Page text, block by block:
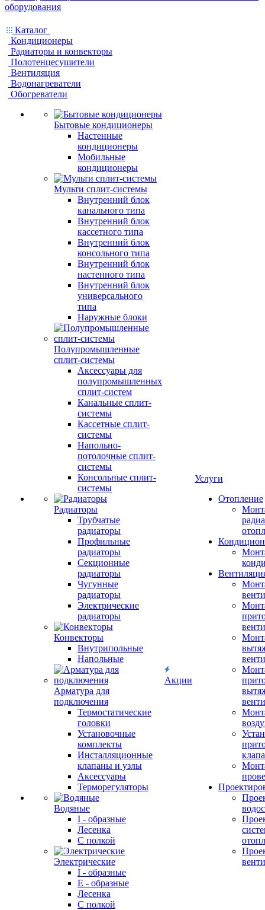
Каталог
Кондиционеры
Радиаторы и конвекторы
Полотенцесушители
Вентиляция
Водонагреватели
Обогреватели
Бытовые кондиционеры
Настенные
кондиционеры
Мобильные
кондиционеры
Мульти сплит-системы
Внутренний блок
канального типа
Внутренний блок
кассетного типа
Внутренний блок
консольного типа
Внутренний блок
настенного типа
Внутренний блок
универсального
типа
Наружные блоки
Полупромышленные
сплит-системы
Аксессуары для
полупромышленных
сплит-систем
Канальные сплит-
системы
Кассетные сплит-
системы
Напольно-
потолочные сплит-
системы
Консольные сплит-
системы
Радиаторы
Трубчатые
радиаторы
Профильные
радиаторы
Секционные
радиаторы
Чугунные
радиаторы
Электрические
радиаторы
Конвекторы
Внутрипольные
Напольные
Арматура для
подключения
Термостатические
головки
Установочные
комплекты
Инсталляционные
клапаны и узлы
Аксессуары
Терморегуляторы
Водяные
I - образные
Лесенка
С полкой
Электрические
I - образные
E - образные
Лесенка
С полкой
Акции
Услуги
Отопление